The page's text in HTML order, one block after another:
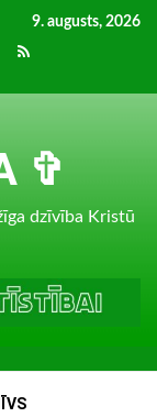
9. augusts, 2026
RSS
✞
dzīvība Kristū